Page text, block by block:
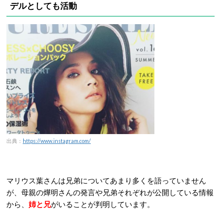
デルとしても活動
出典： https://www.instagram.com/
マリウス葉さんは兄弟についてあまり多くを語っていません
が、母親の燁明さんの発言や兄弟それぞれが公開している情報
から、 姉と兄がいることが判明しています。